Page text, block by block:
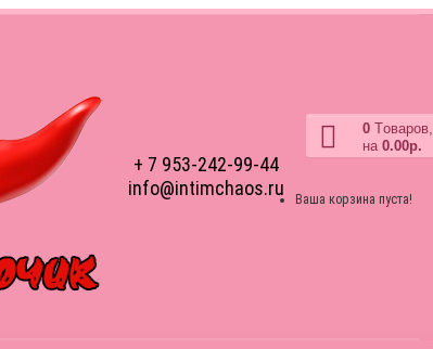
+ 7 953-242-99-44
info@intimchaos.ru
0 Tоваров,
на 0.00р.
Ваша корзина пуста!